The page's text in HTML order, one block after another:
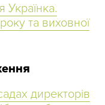
Українка.
та виховної
директорів